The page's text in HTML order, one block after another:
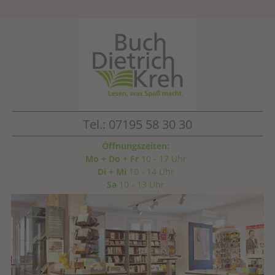
Tel.: 07195 58 30 30
Öffnungszeiten:
Mo + Do + Fr10 - 17 Uhr
Di + Mi 10 - 14 Uhr
Sa 10 - 13 Uhr